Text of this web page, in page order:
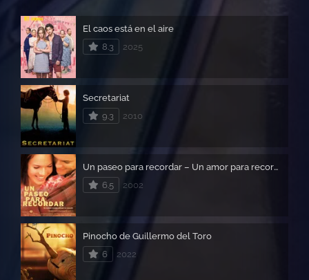
El caos está en el aire
8.3
2025
Secretariat
9.3
2010
Un paseo para recordar – Un amor para recorda
6.5
2002
Pinocho de Guillermo del Toro
6
2022